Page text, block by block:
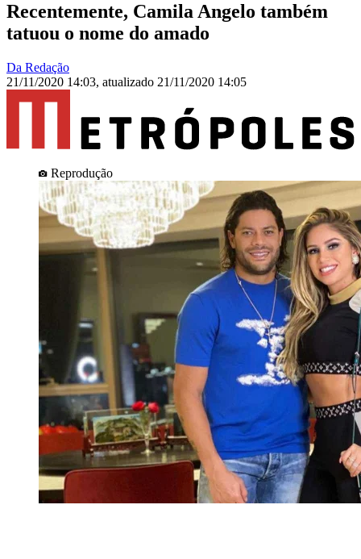
Recentemente, Camila Angelo também
tatuou o nome do amado
Da Redação
21/11/2020 14:03, atualizado 21/11/2020 14:05
Reprodução